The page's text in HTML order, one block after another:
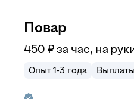
Повар
450 ₽ за час, на
Опыт 1-3 года